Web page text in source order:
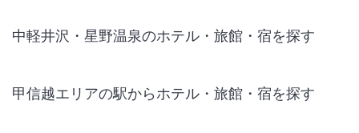
中軽井沢・星野温泉のホテル・旅館・宿を探す
甲信越エリアの駅からホテル・旅館・宿を探す